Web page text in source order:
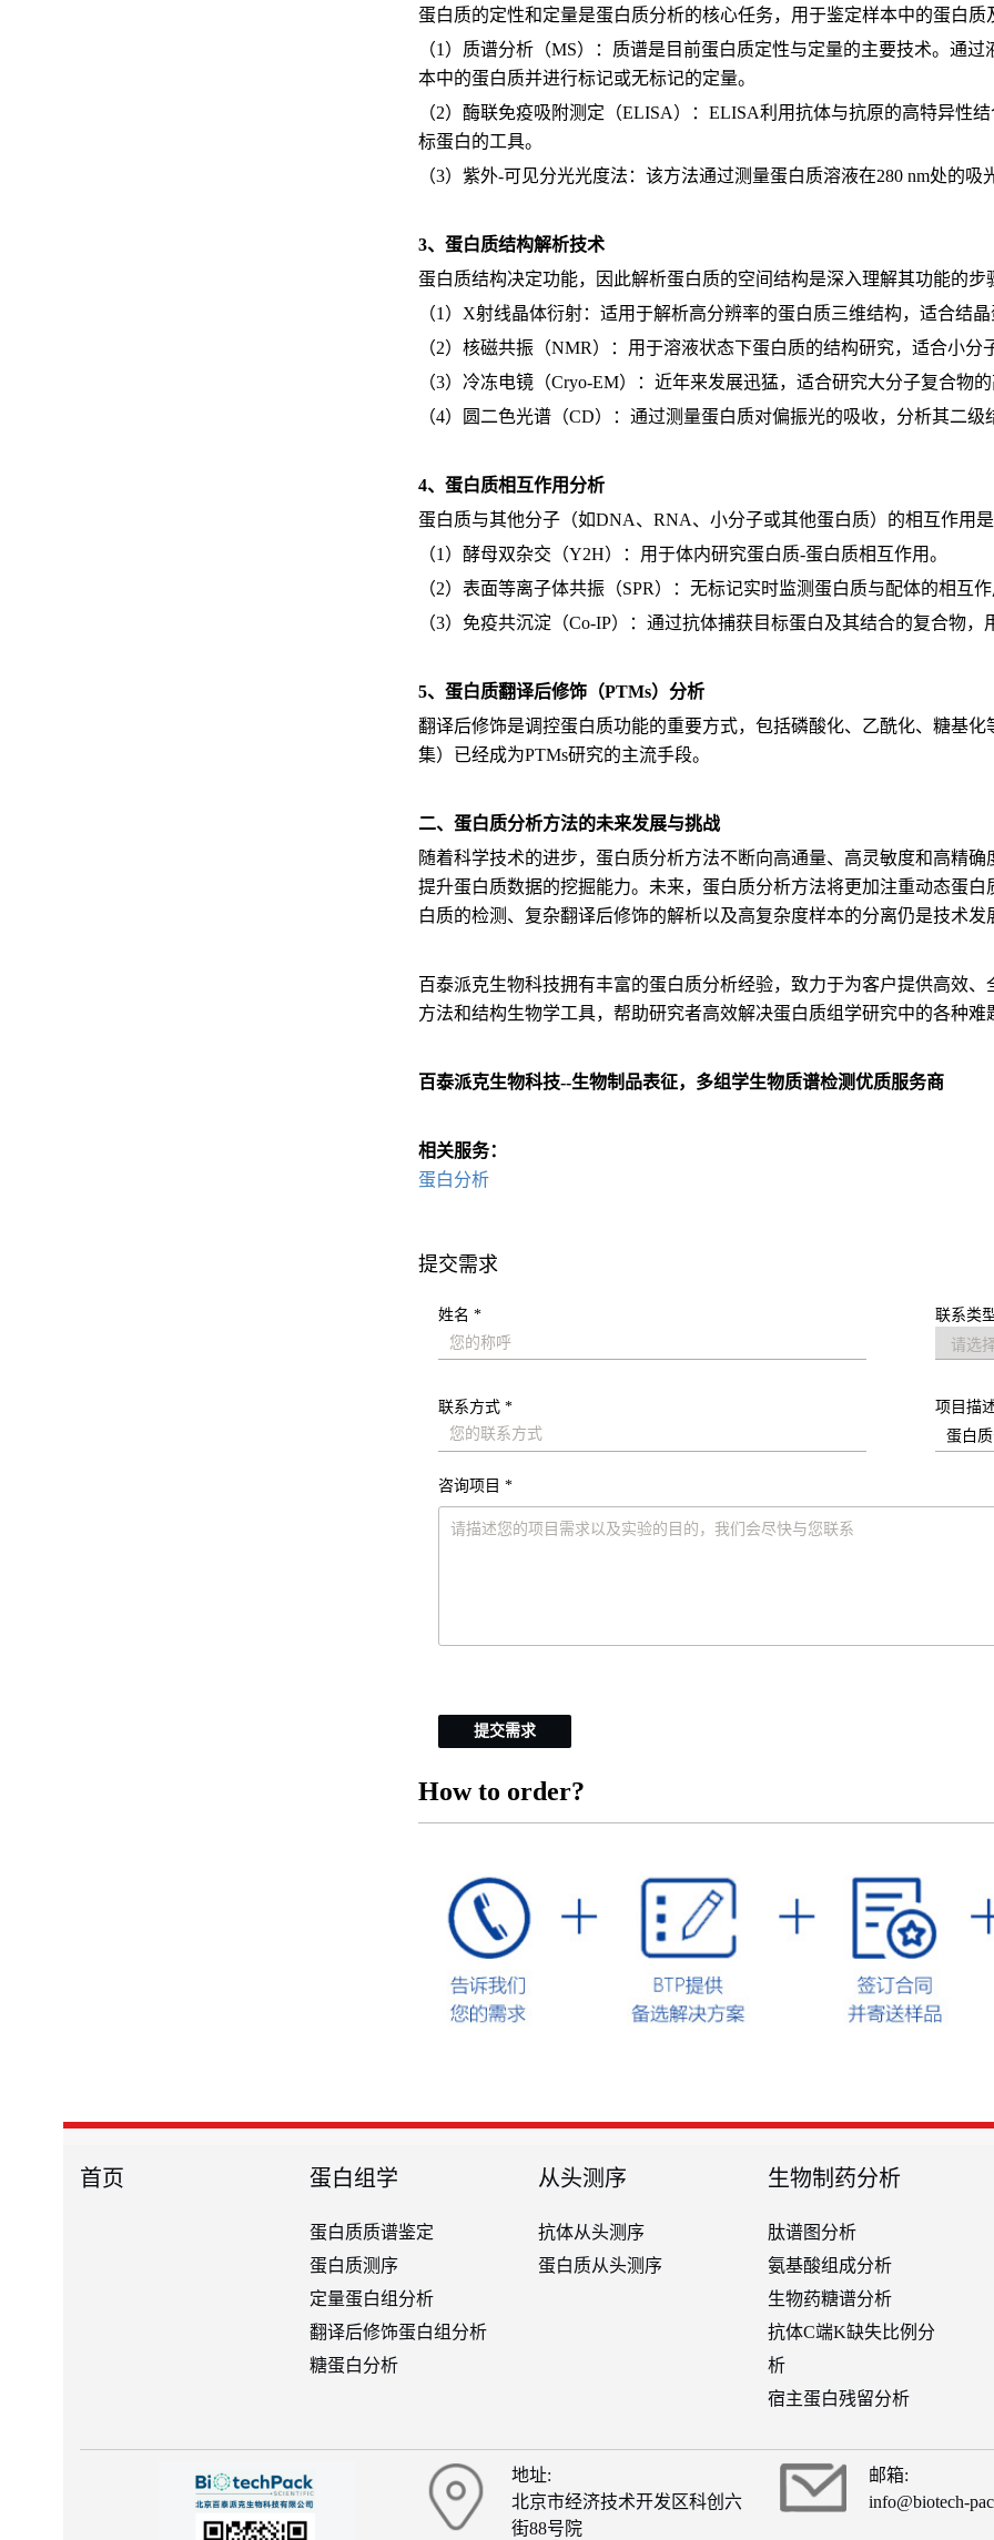
蛋白质的定性和定量是蛋白质分析的核心任务，用于鉴定样本中的蛋白质
（1）质谱分析（MS）：质谱是目前蛋白质定性与定量的主要技术。通
本中的蛋白质并进行标记或无标记的定量。
（2）酶联免疫吸附测定（ELISA）：ELISA利用抗体与抗原的高特异性
标蛋白的工具。
（3）紫外-可见分光光度法：该方法通过测量蛋白质溶液在280 nm处的
3、蛋白质结构解析技术
蛋白质结构决定功能，因此解析蛋白质的空间结构是深入理解其功能的步
（1）X射线晶体衍射：适用于解析高分辨率的蛋白质三维结构，适合结
（2）核磁共振（NMR）：用于溶液状态下蛋白质的结构研究，适合小分
（3）冷冻电镜（Cryo-EM）：近年来发展迅猛，适合研究大分子复合物
（4）圆二色光谱（CD）：通过测量蛋白质对偏振光的吸收，分析其二级
4、蛋白质相互作用分析
蛋白质与其他分子（如DNA、RNA、小分子或其他蛋白质）的相互作用
（1）酵母双杂交（Y2H）：用于体内研究蛋白质-蛋白质相互作用。
（2）表面等离子体共振（SPR）：无标记实时监测蛋白质与配体的相互
（3）免疫共沉淀（Co-IP）：通过抗体捕获目标蛋白及其结合的复合物
5、蛋白质翻译后修饰（PTMs）分析
翻译后修饰是调控蛋白质功能的重要方式，包括磷酸化、乙酰化、糖基
集）已经成为PTMs研究的主流手段。
二、蛋白质分析方法的未来发展与挑战
随着科学技术的进步，蛋白质分析方法不断向高通量、高灵敏度和高精
提升蛋白质数据的挖掘能力。未来，蛋白质分析方法将更加注重动态蛋
白质的检测、复杂翻译后修饰的解析以及高复杂度样本的分离仍是技术发
百泰派克生物科技拥有丰富的蛋白质分析经验，致力于为客户提供高效
方法和结构生物学工具，帮助研究者高效解决蛋白质组学研究中的各种难
百泰派克生物科技--生物制品表征，多组学生物质谱检测优质服务商
相关服务：
蛋白分析
提交需求
姓名 * 联系类
联系方式 * 项目描
咨询项目 *
提交需求
How to order?
首页 蛋白组学
蛋白质质谱鉴定
蛋白质测序
定量蛋白组分析
翻译后修饰蛋白组分析
糖蛋白分析
从头测序
抗体从头测序
蛋白质从头测序
生物制药分析
肽谱图分析
氨基酸组成分析
生物药糖谱分析
抗体C端K缺失比例分
析
宿主蛋白残留分析
地址:
北京市经济技术开发区科创六
街88号院
邮箱:
info@biotech-